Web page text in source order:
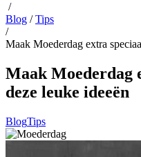
/
Blog /Tips
/
Maak Moederdag extra
Maak Moederdag
deze leuke ideeën
BlogTips